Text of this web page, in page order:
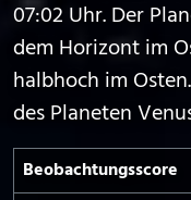
07:02 Uhr. Der
dem Horizont im
halbhoch im
des Planeten
Beobachtungs­score